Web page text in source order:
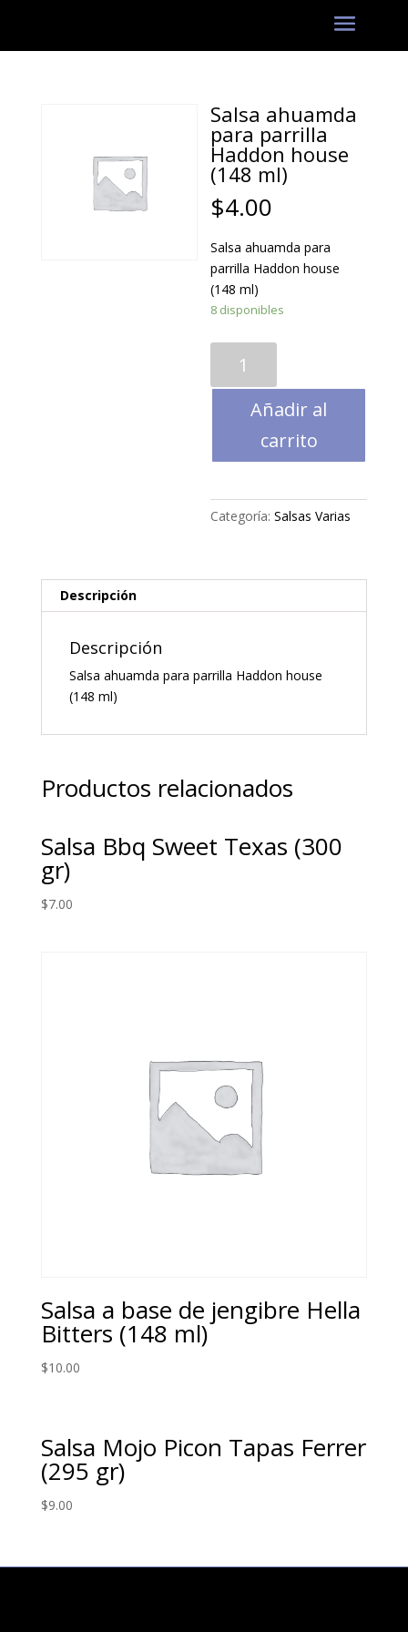
Salsa ahuamda
para parrilla
Haddon house
(148 ml)
$4.00
Salsa ahuamda para
parrilla Haddon house
(148 ml)
8 disponibles
ahuamda
para
ml)
cantidad
Añadir al
carrito
Categoría:Salsas Varias
Descripción
Descripción
Salsa ahuamda para parrilla Haddon house
(148 ml)
Productos relacionados
Salsa Bbq Sweet Texas (300
gr)
$7.00
Salsa a base de jengibre Hella
Bitters (148 ml)
$10.00
Salsa Mojo Picon Tapas Ferrer
(295 gr)
$9.00